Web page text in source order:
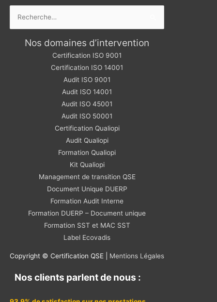
Nos domaines d’intervention
Certification ISO 9001
Certification ISO 14001
Audit ISO 9001
Audit ISO 14001
Audit ISO 45001
Audit ISO 50001
Certification Qualiopi
Audit Qualiopi
Formation Qualiopi
Kit Qualiopi
Management de transition QSE
Document Unique DUERP
Formation Audit Interne
Formation DUERP – Document unique
Formation SST et MAC SST
Label Ecovadis
Copyright © Certification QSE | Mentions Légales
Nos clients parlent de nous :